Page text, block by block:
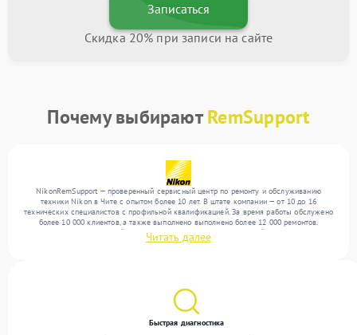
Записаться
Скидка 20% при записи на сайте
Почему выбираютRemSupport
NikonRemSupport — проверенный сервисный центр по ремонту и обслуживанию
техники Nikon в Чите с опытом более 10 лет. В штате компании — от 10 до 16
технических специалистов с профильной квалификацией. За время работы обслужено
более 10 000 клиентов, а также выполнено выполнено более 12 000 ремонтов.
Ежемесячно в сервисный центр поступает более 300 обращений, включая , , . Мы
работаем с широким спектром неисправностей и гарантируем высокое качество
Читать далее
Быстрая диагностика